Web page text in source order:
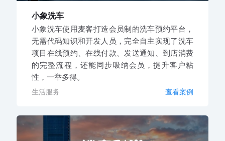
小象洗车
小象洗车使用麦客打造会员制的洗车预约平台，
无需代码知识和开发人员，完全自主实现了洗车
项目在线预约、在线付款、发送通知、到店消费
的完整流程，还能同步吸纳会员，提升客户粘
性，一举多得。
生活服务 查看案例